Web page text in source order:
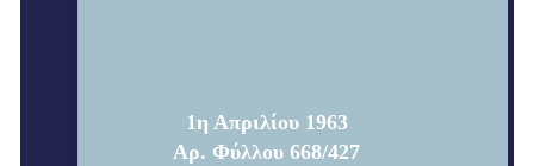
1η Απριλίου 1963
Αρ. Φύλλου 668/427